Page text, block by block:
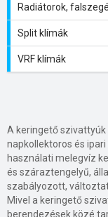
Radiátorok,
Split klímák
VRF klímák
A keringető szivattyúk
napkollektoros és
használati melegvíz
és száraztengelyű,
szabályozott,
Mivel a keringető
berendezések közé